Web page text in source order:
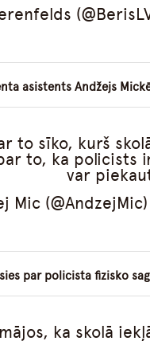
asistents Andžejs
to sīko, kurš
to, ka
var
Mic (@AndzejMic)
par policista fizisko
ka skolā